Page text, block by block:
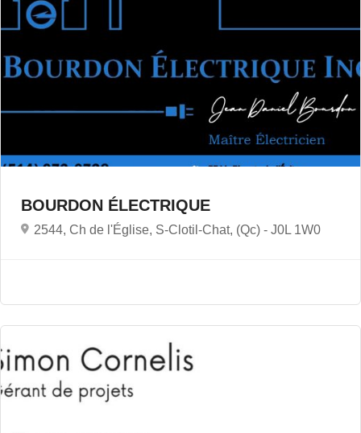
BOURDON ÉLECTRIQUE
2544, Ch de l'Église, S-Clotil-Chat, (Qc) - J0L 1W0